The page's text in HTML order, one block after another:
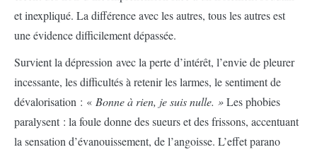
et inexpliqué. La différence avec les autres, tous les autres est
une évidence difficilement dépassée.
Survient la dépression avec la perte d’intérêt, l’envie de pleurer
incessante, les difficultés à retenir les larmes, le sentiment de
dévalorisation : « Bonne à rien, je suis nulle. »Les phobies
paralysent : la foule donne des sueurs et des frissons, accentuant
la sensation d’évanouissement, de l’angoisse. L’effet parano